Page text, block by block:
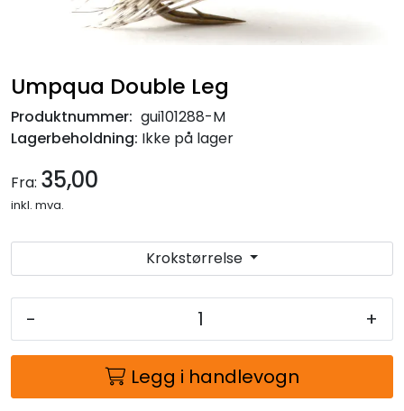
Umpqua Double Leg
Produktnummer: gui101288-M
Lagerbeholdning: Ikke på lager
Fra: 35,00
inkl. mva.
Krokstørrelse
- +
Legg i handlevogn